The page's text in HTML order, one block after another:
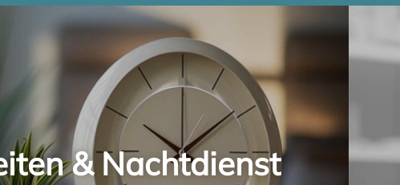
& Nachtdienst